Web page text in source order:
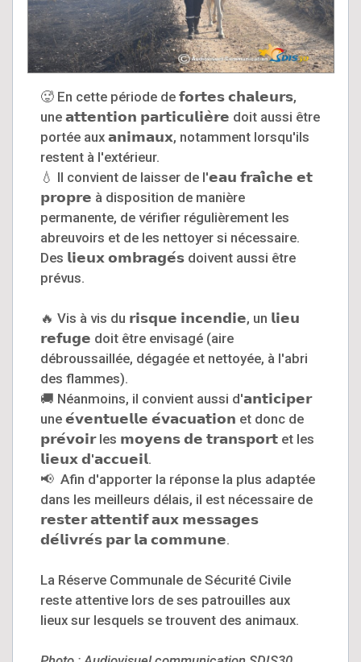
🥵 En cette période de 𝗳𝗼𝗿𝘁𝗲𝘀 𝗰𝗵𝗮𝗹𝗲𝘂𝗿𝘀,
une 𝗮𝘁𝘁𝗲𝗻𝘁𝗶𝗼𝗻 𝗽𝗮𝗿𝘁𝗶𝗰𝘂𝗹𝗶𝗲̀𝗿𝗲 doit aussi être
portée aux 𝗮𝗻𝗶𝗺𝗮𝘂𝘅, notamment lorsqu'ils
restent à l'extérieur.
💧 Il convient de laisser de l'𝗲𝗮𝘂 𝗳𝗿𝗮𝗶̂𝗰𝗵𝗲 𝗲𝘁
𝗽𝗿𝗼𝗽𝗿𝗲 à disposition de manière
permanente, de vérifier régulièrement les
abreuvoirs et de les nettoyer si nécessaire.
Des 𝗹𝗶𝗲𝘂𝘅 𝗼𝗺𝗯𝗿𝗮𝗴𝗲́𝘀 doivent aussi être
prévus.
🔥 Vis à vis du 𝗿𝗶𝘀𝗾𝘂𝗲 𝗶𝗻𝗰𝗲𝗻𝗱𝗶𝗲, un 𝗹𝗶𝗲𝘂
𝗿𝗲𝗳𝘂𝗴𝗲 doit être envisagé (aire
débroussaillée, dégagée et nettoyée, à l'abri
des flammes).
🚚 Néanmoins, il convient aussi d'𝗮𝗻𝘁𝗶𝗰𝗶𝗽𝗲𝗿
une 𝗲́𝘃𝗲𝗻𝘁𝘂𝗲𝗹𝗹𝗲 𝗲́𝘃𝗮𝗰𝘂𝗮𝘁𝗶𝗼𝗻 et donc de
𝗽𝗿𝗲́𝘃𝗼𝗶𝗿 les 𝗺𝗼𝘆𝗲𝗻𝘀 𝗱𝗲 𝘁𝗿𝗮𝗻𝘀𝗽𝗼𝗿𝘁 et les
𝗹𝗶𝗲𝘂𝘅 𝗱'𝗮𝗰𝗰𝘂𝗲𝗶𝗹.
📢 Afin d'apporter la réponse la plus adaptée
dans les meilleurs délais, il est nécessaire de
𝗿𝗲𝘀𝘁𝗲𝗿 𝗮𝘁𝘁𝗲𝗻𝘁𝗶𝗳 𝗮𝘂𝘅 𝗺𝗲𝘀𝘀𝗮𝗴𝗲𝘀
𝗱𝗲́𝗹𝗶𝘃𝗿𝗲́𝘀 𝗽𝗮𝗿 𝗹𝗮 𝗰𝗼𝗺𝗺𝘂𝗻𝗲.
La Réserve Communale de Sécurité Civile
reste attentive lors de ses patrouilles aux
lieux sur lesquels se trouvent des animaux.